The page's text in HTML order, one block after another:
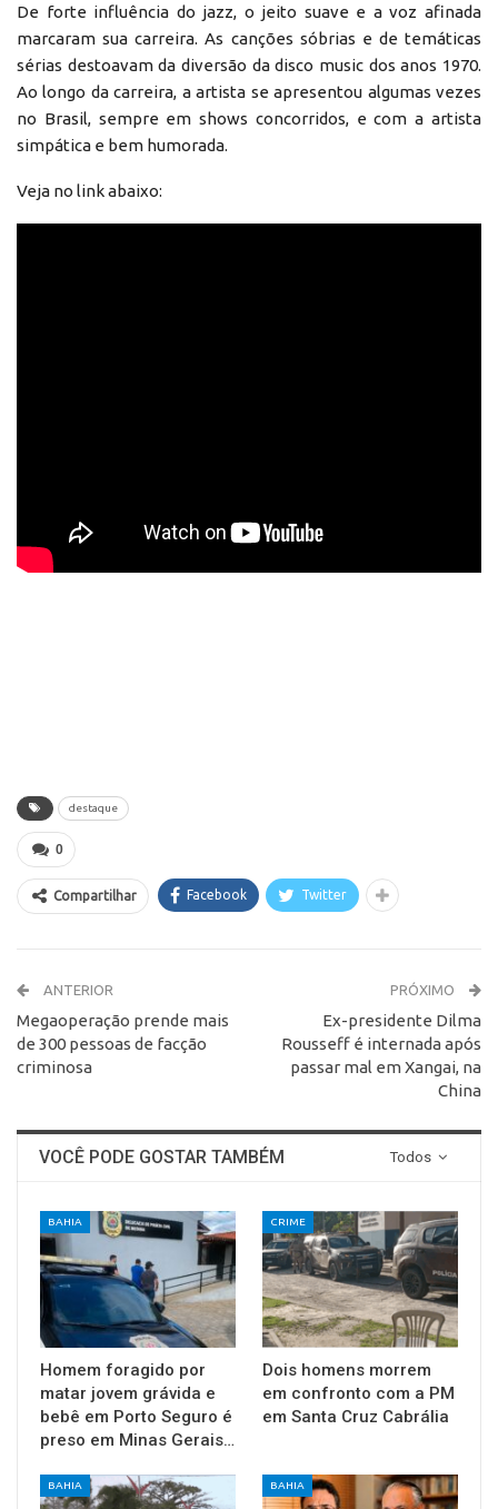
De forte influência do jazz, o jeito suave e a voz afinada
marcaram sua carreira. As canções sóbrias e de temáticas
sérias destoavam da diversão da disco music dos anos 1970.
Ao longo da carreira, a artista se apresentou algumas vezes
no Brasil, sempre em shows concorridos, e com a artista
simpática e bem humorada.
Veja no link abaixo:
destaque
0
Compartilhar Facebook Twitter
ANTERIOR
Megaoperação prende mais
de 300 pessoas de facção
criminosa
PRÓXIMO
Ex-presidente Dilma
Rousseff é internada após
passar mal em Xangai, na
China
Todos
VOCÊ PODE GOSTAR TAMBÉM
BAHIA
Homem foragido por
matar jovem grávida e
bebê em Porto Seguro é
preso em Minas Gerais…
CRIME
Dois homens morrem
em confronto com a PM
em Santa Cruz Cabrália
BAHIA BAHIA